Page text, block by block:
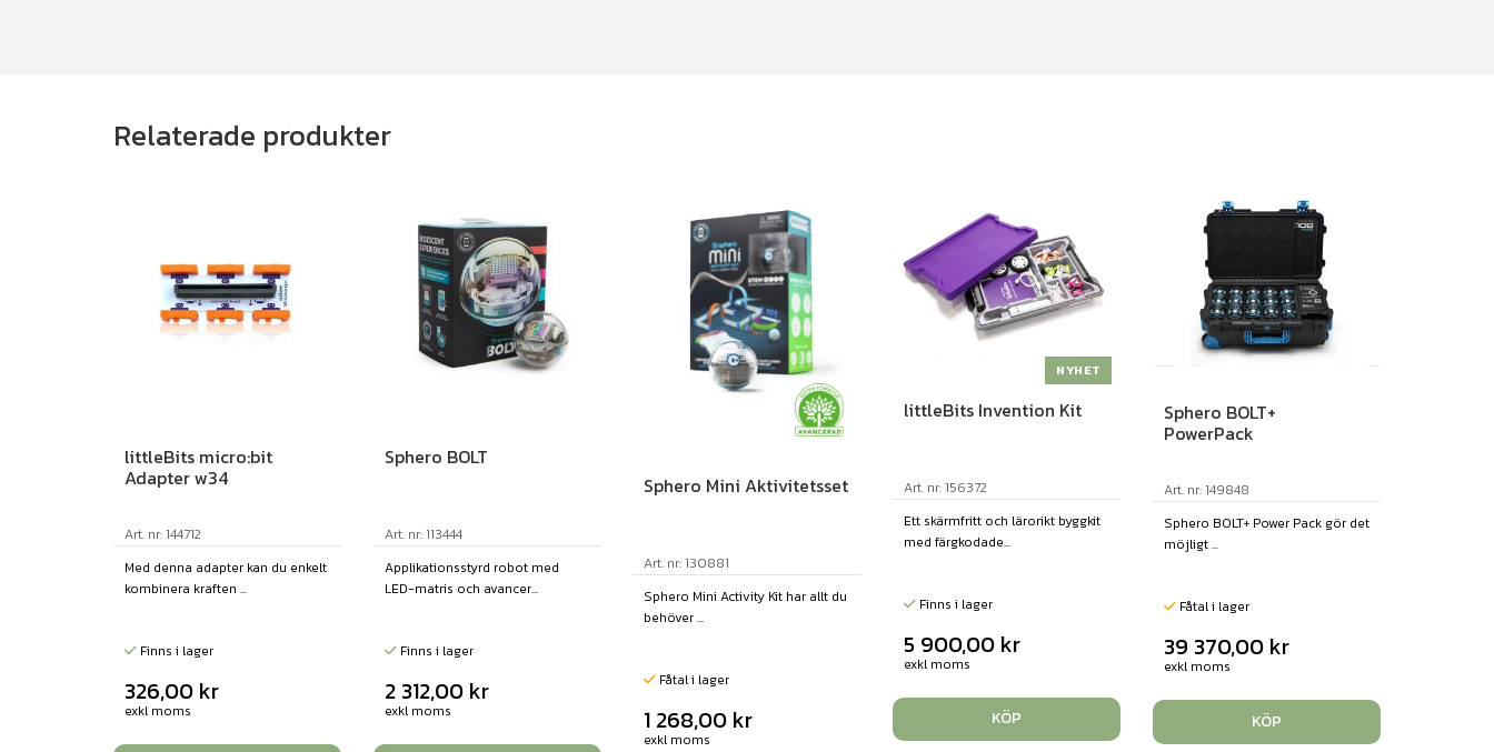
Relaterade produkter
littleBits micro:bit
Adapter w34
Art. nr: 144712
Med denna adapter kan du enkelt
kombinera kraften ...
Finns i lager
326,00 kr
exkl moms
Sphero BOLT
Art. nr: 113444
Applikationsstyrd robot med
LED-matris och avancer...
Finns i lager
2 312,00 kr
exkl moms
Sphero Mini Aktivitetsset
Art. nr: 130881
Sphero Mini Activity Kit har allt du
behöver ...
Fåtal i lager
1 268,00 kr
exkl moms
littleBits Invention Kit
NYHET
Art. nr: 156372
Ett skärmfritt och lärorikt byggkit
med färgkodade...
Finns i lager
5 900,00 kr
exkl moms
KÖP
Sphero BOLT+
PowerPack
Art. nr: 149848
Sphero BOLT+ Power Pack gör det
möjligt ...
Fåtal i lager
39 370,00 kr
exkl moms
KÖP